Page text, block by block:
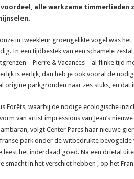
voordeel, alle werkzame timmerlieden
in tweekleur groengelikte vogel was het
In een tijdbestek van een schamele
– Pierre & Vacances – al flinke tijd
is eerlijk, dan heb je ook vooral de
origine parkgronden naar zes stuks, en dat
Forêts, waarbij de nodige ecologische
van artist impressions van Jean’s
volgt Center Parcs haar nieuwe
park onder de witbedrukte bevogelde
leest het inderdaad goed. Na een drietal
in het verschiet hebben , op het